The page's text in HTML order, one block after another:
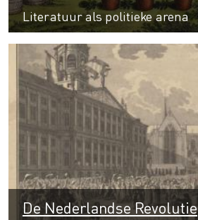
Literatuur als politieke arena
De Nederlandse Revolutie